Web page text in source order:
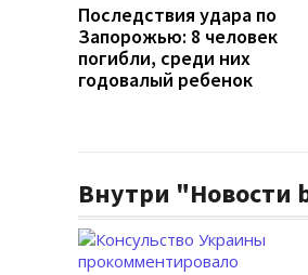
Последствия удара по
Запорожью: 8 человек
погибли, среди них
годовалый ребенок
Внутри "Новости